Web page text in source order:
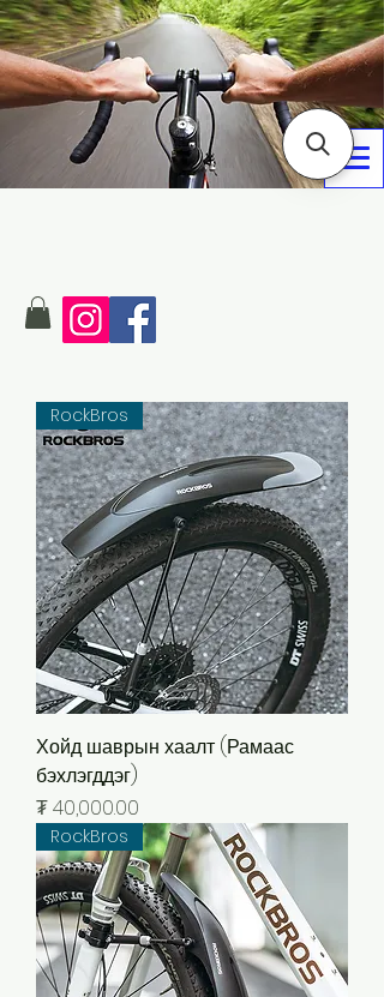
RockBros
Хойд шаврын хаалт (Рамаас
бэхлэгддэг)
Price
₮ 40,000.00
RockBros